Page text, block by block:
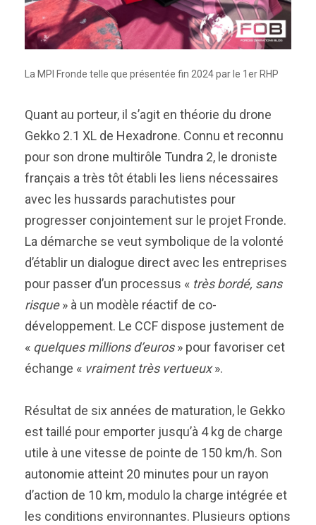
La MPI Fronde telle que présentée fin 2024 par le 1er RHP
Quant au porteur, il s’agit en théorie du drone
Gekko 2.1 XL de Hexadrone. Connu et reconnu
pour son drone multirôle Tundra 2, le droniste
français a très tôt établi les liens nécessaires
avec les hussards parachutistes pour
progresser conjointement sur le projet Fronde.
La démarche se veut symbolique de la volonté
d’établir un dialogue direct avec les entreprises
pour passer d’un processus « très bordé, sans
risque» à un modèle réactif de co-
développement. Le CCF dispose justement de
« quelques millions d’euros» pour favoriser cet
échange « vraiment très vertueux».
Résultat de six années de maturation, le Gekko
est taillé pour emporter jusqu’à 4 kg de charge
utile à une vitesse de pointe de 150 km/h. Son
autonomie atteint 20 minutes pour un rayon
d’action de 10 km, modulo la charge intégrée et
les conditions environnantes. Plusieurs options